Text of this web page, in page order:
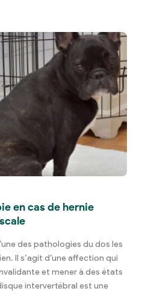
en cas de hernie
des pathologies du dos les
Il s’agit d’une affection qui
et mener à des états
intervertébral est une